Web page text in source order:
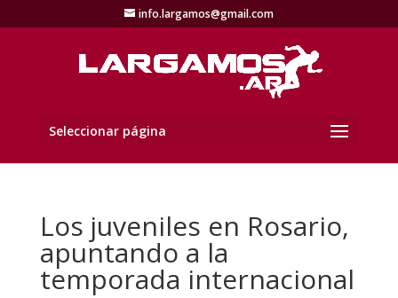
info.largamos@gmail.com
Seleccionar página
Los juveniles en Rosario,
apuntando a la
temporada internacional